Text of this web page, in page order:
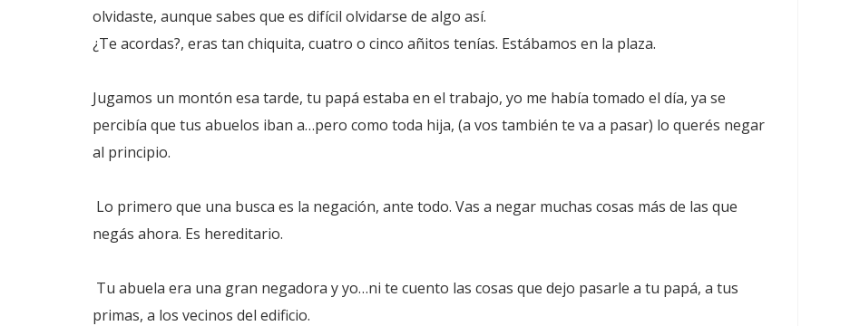
olvidaste, aunque sabes que es difícil olvidarse de algo así.
¿Te acordas?, eras tan chiquita, cuatro o cinco añitos tenías. Estábamos en la plaza.
Jugamos un montón esa tarde, tu papá estaba en el trabajo, yo me había tomado el día, ya se
percibía que tus abuelos iban a…pero como toda hija, (a vos también te va a pasar) lo querés negar
al principio.
Lo primero que una busca es la negación, ante todo. Vas a negar muchas cosas más de las que
negás ahora. Es hereditario.
Tu abuela era una gran negadora y yo…ni te cuento las cosas que dejo pasarle a tu papá, a tus
primas, a los vecinos del edificio.